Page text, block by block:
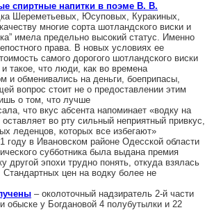
спиртные напитки в поэме В. В.
Шереметьевых, Юсуповых, Куракиных,
многие сорта шотландского виски и
имела предельно высокий статус. Именно
права. В новых условиях ее
самого дорогого шотландского виски
такое, что люди, как во времена
и обменивались на деньги, боеприпасы,
вопрос стоит не о предоставлении этим
о том, что лучше
что вкус абсента напоминает «водку на
во рту сильный неприятный привкус,
леденцов, которых все избегают»
году в Ивановском районе Одесской области
субботника была выдана премия
другой эпохи трудно понять, откуда взялась
цен на водку более не
– околоточный надзиратель 2-й части
обыске у Богдановой 4 полубутылки и 22